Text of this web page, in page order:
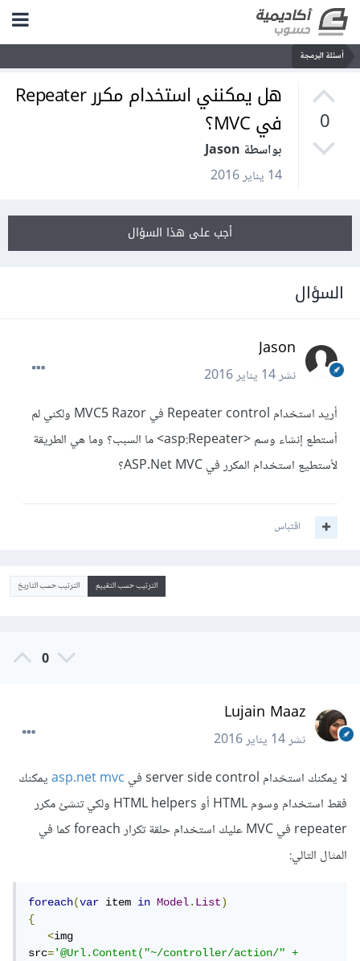
أسئلة البرمجة
0
هل يمكنني استخدام مكرر Repeater
في MVC؟
بواسطة Jason
14 يناير 2016
أجب على هذا السؤال
السؤال
Jason
نشر14 يناير 2016
أريد استخدام Repeater control في MVC5 Razor ولكني لم
أستطع إنشاء وسم <asp:Repeater> ما السبب؟ وما هي الطريقة
لأستطيع استخدام المكرر في ASP.Net MVC؟
اقتباس
الترتيب حسب التقييم الترتيب حسب التاريخ
0
Lujain Maaz
نشر14 يناير 2016
لا يمكنك استخدام server side control في
asp.net mvcيمكنك
فقط استخدام وسوم HTML أو HTML helpers ولكي تنشئ مكرر
repeater في MVC عليك استخدام حلقة تكرار foreach كما في
المثال التالي:
foreach(var item in Model.List)
{
<img
src='@Url.Content("~/controller/action/" +